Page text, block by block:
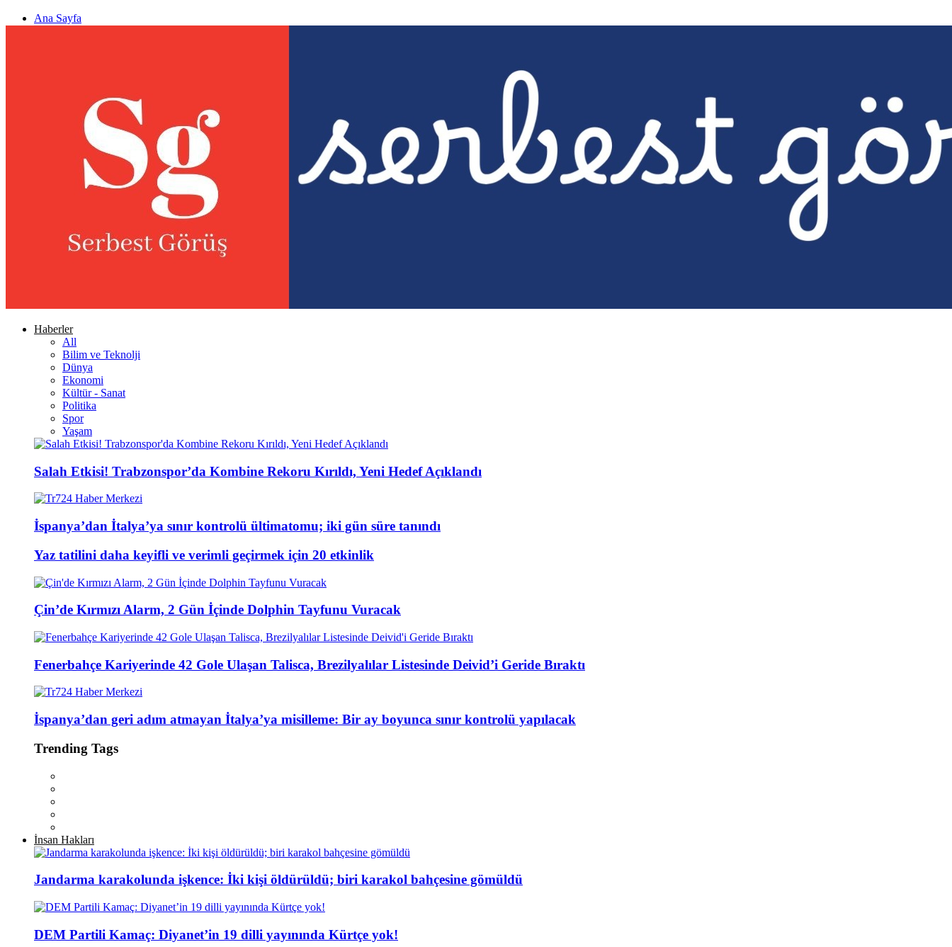
Ana Sayfa
Haberler
All
Bilim ve Teknolji
Dünya
Ekonomi
Kültür - Sanat
Politika
Spor
Yaşam
Salah Etkisi! Trabzonspor’da Kombine Rekoru Kırıldı, Yeni Hedef Açıklandı
İspanya’dan İtalya’ya sınır kontrolü ültimatomu; iki gün süre tanındı
Yaz tatilini daha keyifli ve verimli geçirmek için 20 etkinlik
Çin’de Kırmızı Alarm, 2 Gün İçinde Dolphin Tayfunu Vuracak
Fenerbahçe Kariyerinde 42 Gole Ulaşan Talisca, Brezilyalılar Listesinde Deivid’i Geride Bıraktı
İspanya’dan geri adım atmayan İtalya’ya misilleme: Bir ay boyunca sınır kontrolü yapılacak
Trending Tags
İnsan Hakları
Jandarma karakolunda işkence: İki kişi öldürüldü; biri karakol bahçesine gömüldü
DEM Partili Kamaç: Diyanet’in 19 dilli yayınında Kürtçe yok!